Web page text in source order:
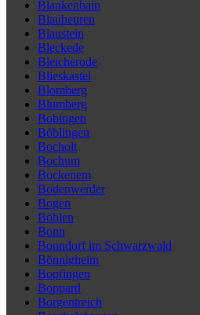
Blankenhain
Blaubeuren
Blaustein
Bleckede
Bleicherode
Blieskastel
Blomberg
Blumberg
Bobingen
Böblingen
Bocholt
Bochum
Bockenem
Bodenwerder
Bogen
Böhlen
Bonn
Bonndorf im Schwarzwald
Bönnigheim
Bopfingen
Boppard
Borgentreich